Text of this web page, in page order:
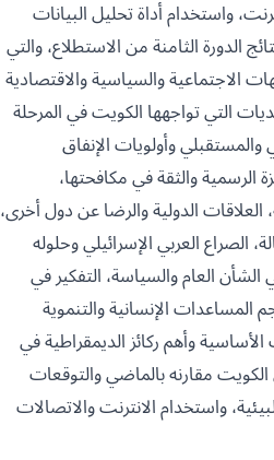
واستخدام أداة تحليل البيانات
الدورة الثامنة من الاستطلاع، والتي
الاجتماعية والسياسية والاقتصادية
التي تواجهها الكويت في المرحلة
والمستقبلي وأولويات الإنفاق
الرسمية والثقة في مكافحتها،
الدولية والرضا عن دول أخرى،
الصراع العربي الإسرائيلي وحلوله
الشأن العام والسياسة، التفكير في
المساعدات الإنسانية والتنموية
وأهم ركائز الديمقراطية في
الكويت مقارنه بالماضي والتوقعات
واستخدام الانترنت والاتصالات